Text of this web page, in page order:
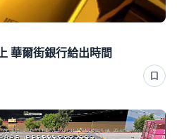
華爾街銀行給出時間